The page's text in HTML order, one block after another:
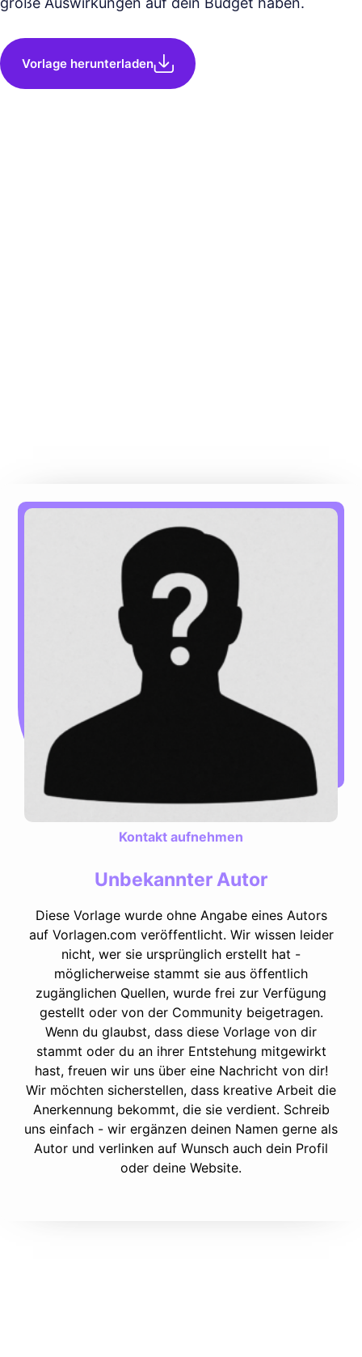
Vorlage herunterladen
Kontakt aufnehmen
Unbekannter Autor
Diese Vorlage wurde ohne Angabe eines Autors
auf Vorlagen.com veröffentlicht. Wir wissen leider
nicht, wer sie ursprünglich erstellt hat -
möglicherweise stammt sie aus öffentlich
zugänglichen Quellen, wurde frei zur Verfügung
gestellt oder von der Community beigetragen.
Wenn du glaubst, dass diese Vorlage von dir
stammt oder du an ihrer Entstehung mitgewirkt
hast, freuen wir uns über eine Nachricht von dir!
Wir möchten sicherstellen, dass kreative Arbeit die
Anerkennung bekommt, die sie verdient. Schreib
uns einfach - wir ergänzen deinen Namen gerne als
Autor und verlinken auf Wunsch auch dein Profil
oder deine Website.